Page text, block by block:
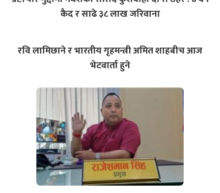
कैद र साढे ३८ लाख जरिवाना
रवि लामिछाने र भारतीय गृहमन्त्री अमित शाहबीच आज
भेटवार्ता हुने